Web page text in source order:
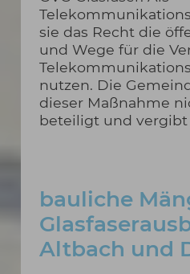
sie das Recht die
und Wege für die
nutzen. Die
dieser Maßnahme
beteiligt und vergibt
bauliche
Altbach und